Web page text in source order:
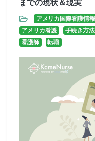
までの現状＆現実
アメリカ国際看護情報
アメリカ看護
手続き方法
看護師
転職